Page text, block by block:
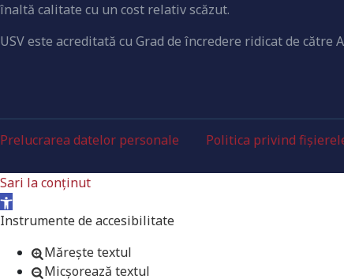
înaltă calitate cu un cost relativ scăzut.
USV este acreditată cu Grad de încredere ridicat de
Prelucrarea datelor personale Politica privind
Sari la conținut
Deschide bara de unelte
Instrumente de accesibilitate
Mărește textul
Micșorează textul